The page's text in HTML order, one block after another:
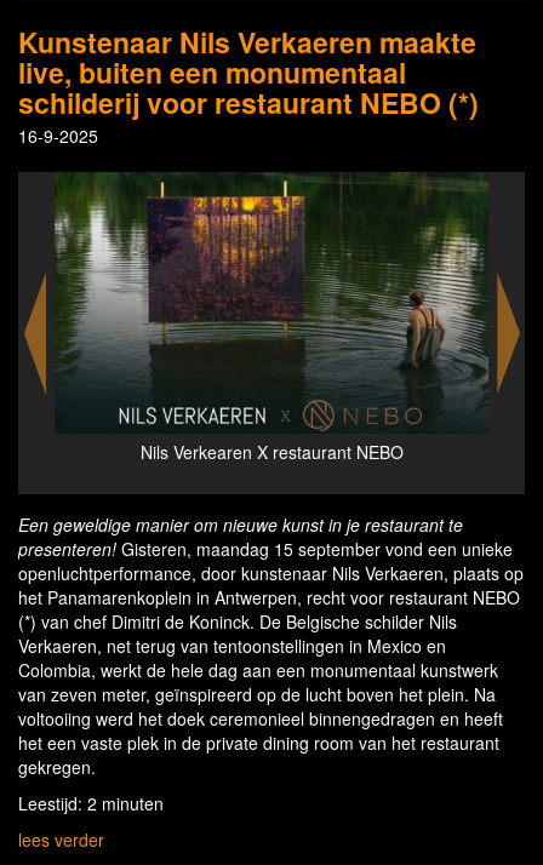
Kunstenaar Nils Verkaeren maakte
live, buiten een monumentaal
schilderij voor restaurant NEBO (*)
16-9-2025
The sky above restaurant NEBO
Een geweldige manier om nieuwe kunst in je restaurant te
presenteren! Gisteren, maandag 15 september vond een unieke
openluchtperformance, door kunstenaar Nils Verkaeren, plaats op
het Panamarenkoplein in Antwerpen, recht voor restaurant NEBO
(*) van chef Dimitri de Koninck. De Belgische schilder Nils
Verkaeren, net terug van tentoonstellingen in Mexico en
Colombia, werkt de hele dag aan een monumentaal kunstwerk
van zeven meter, geïnspireerd op de lucht boven het plein. Na
voltooiing werd het doek ceremonieel binnengedragen en heeft
het een vaste plek in de private dining room van het restaurant
gekregen.
Leestijd: 2 minuten
lees verder